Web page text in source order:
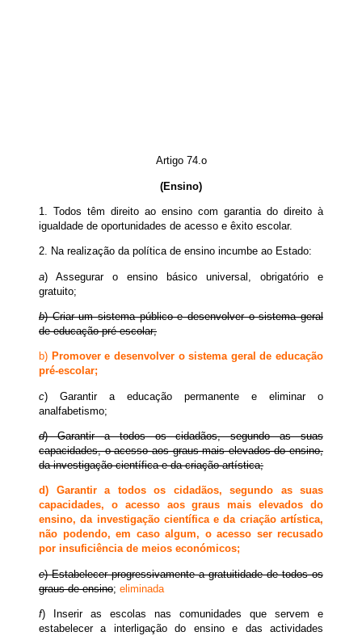
Artigo 74.o
(Ensino)
1. Todos têm direito ao ensino com garantia do direito à
igualdade de oportunidades de acesso e êxito escolar.
2. Na realização da política de ensino incumbe ao Estado:
a) Assegurar o ensino básico universal, obrigatório e
gratuito;
b) Criar um sistema público e desenvolver o sistema geral
de educação pré-escolar;
b) Promover e desenvolver o sistema geral de educação
pré-escolar;
c) Garantir a educação permanente e eliminar o
analfabetismo;
d) Garantir a todos os cidadãos, segundo as suas
capacidades, o acesso aos graus mais elevados do ensino,
da investigação científica e da criação artística;
d) Garantir a todos os cidadãos, segundo as suas
capacidades, o acesso aos graus mais elevados do
ensino, da investigação científica e da criação artística,
não podendo, em caso algum, o acesso ser recusado
por insuficiência de meios económicos;
e) Estabelecer progressivamente a gratuitidade de todos os
graus de ensino; eliminada
f) Inserir as escolas nas comunidades que servem e
estabelecer a interligação do ensino e das actividades